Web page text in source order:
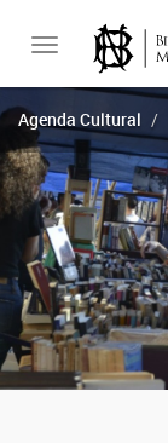
Toggle
navigation
Agenda Cultural